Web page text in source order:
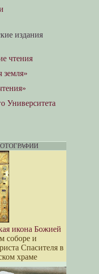
издания
чтения
земля»
Университета
икона Божией
соборе и
Спасителя в
храме